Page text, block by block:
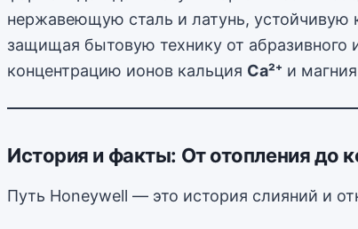
нержавеющую сталь и латунь, устойчивую
защищая бытовую технику от абразивного
концентрацию ионов кальция Ca²⁺ и магния
История и факты: От отопления до
Путь Honeywell — это история слияний и